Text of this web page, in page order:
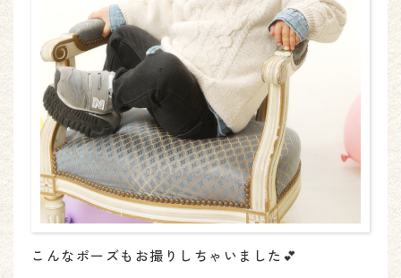
こんなポーズもお撮りしちゃいました💕